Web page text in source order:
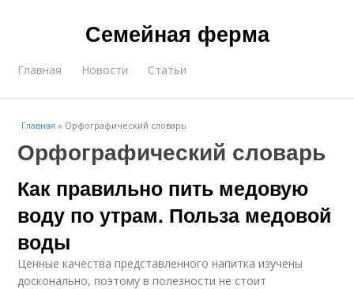
Семейная ферма
Главная Новости Статьи
Главная » Орфографический словарь
Орфографический словарь
Как правильно пить медовую
воду по утрам. Польза медовой
воды
Ценные качества представленного напитка изучены
досконально, поэтому в полезности не стоит